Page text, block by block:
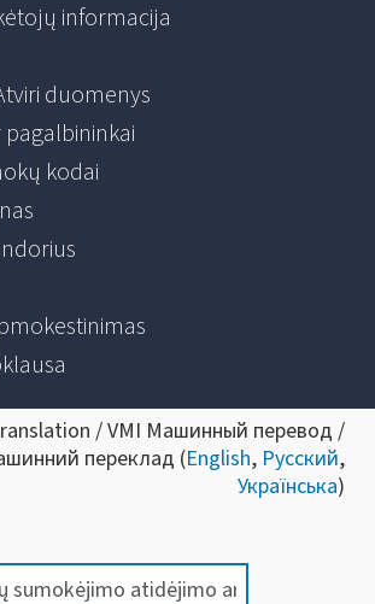
informacija
duomenys
pagalbininkai
kodai
/ VMI Машинный перевод /
переклад (English, Русский,
Українська)